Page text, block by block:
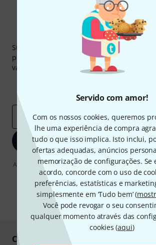
Servido com amor!
Com os nossos cookies, queremos
lhe uma experiência de compra
tudo o que isso implica. Isto inclui,
ofertas adequadas, anúncios
memorização de configurações. Se
acordo, concorde com o uso de
preferências, estatísticas e
simplesmente em ‘Tudo bem’ (
Você pode revogar o seu
qualquer momento através das
cookies (aqui)
Newsletter Thomann
Subscreva a Newsletter da Thomann em
pouco de sorte você poderá ganhar um dos
valor de
Endereço de e-mail*
Inscreva-se agora
Ao clicar em "Inscreva-se agora", concordo em
e-mail. Posso cancelar a assinatura a qualquer
encontrar mais informações sobre a newsletter
proteção de dados .
* Requeridos
Compre e pague em segurança